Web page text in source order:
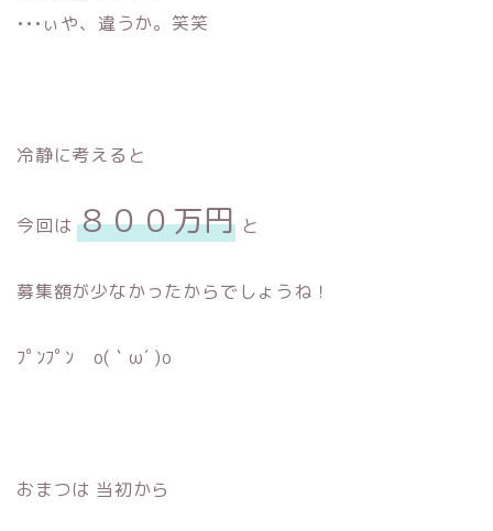
•••ぃや、違うか。笑笑
冷静に考えると
今回は８００万円 と
募集額が少なかったからでしょうね！
ﾌﾟﾝﾌﾟﾝ o(｀ω´ )o
おまつは 当初から